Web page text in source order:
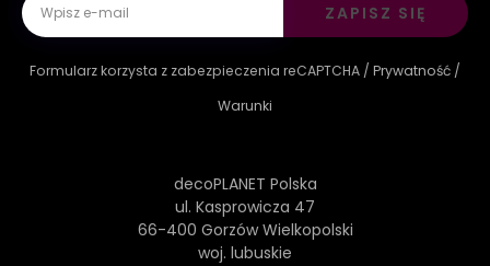
ZAPISZ SIĘ
Formularz korzysta z zabezpieczenia reCAPTCHA / Prywatność /
Warunki
decoPLANET Polska
ul. Kasprowicza 47
66-400 Gorzów Wielkopolski
woj. lubuskie